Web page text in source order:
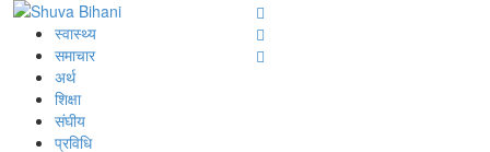
स्वास्थ्य
समाचार
अर्थ
शिक्षा
संघीय
प्रविधि